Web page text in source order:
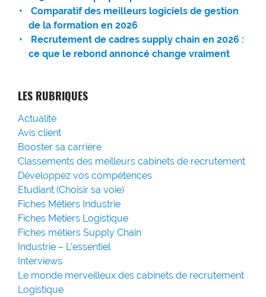
Comparatif des meilleurs logiciels de gestion
de la formation en 2026
Recrutement de cadres supply chain en 2026 :
ce que le rebond annoncé change vraiment
LES RUBRIQUES
Actualité
Avis client
Booster sa carrière
Classements des meilleurs cabinets de recrutement
Développez vos compétences
Etudiant (Choisir sa voie)
Fiches Métiers Industrie
Fiches Métiers Logistique
Fiches métiers Supply Chain
Industrie – L'essentiel
Interviews
Le monde merveilleux des cabinets de recrutement
Logistique